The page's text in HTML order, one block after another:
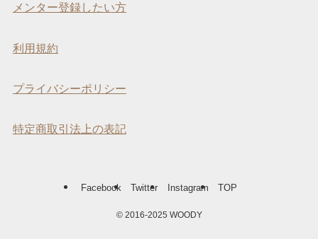
メンター登録したい方
利用規約
プライバシーポリシー
特定商取引法上の表記
Facebook Twitter Instagram TOP
©2016-2025 WOODY